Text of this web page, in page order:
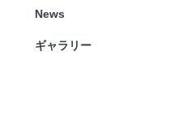
News
ギャラリー